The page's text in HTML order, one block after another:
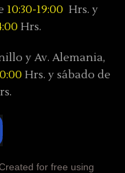
10:30-19:00 Hrs. y
Hrs.
y Av. Alemania,
Hrs. y sábado de
for free using